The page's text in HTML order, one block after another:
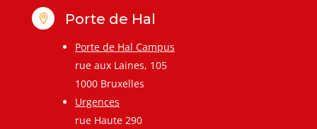
 Porte de Hal
Porte de Hal Campus
rue aux Laines, 105
1000 Bruxelles
Urgences
rue Haute 290